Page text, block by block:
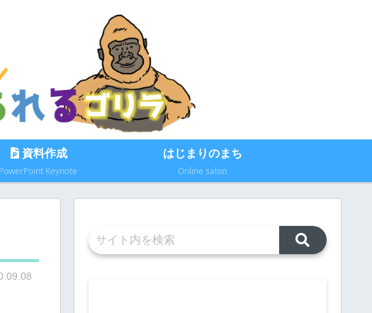
資料作成
PowerPoint Keynote
はじまりのまち
Online salon